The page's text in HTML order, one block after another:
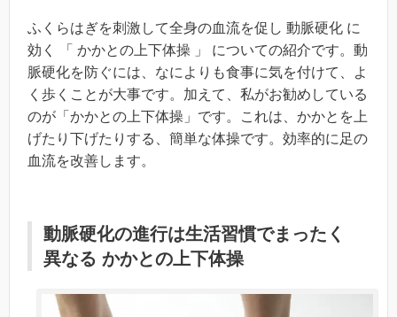
ふくらはぎを刺激して全身の血流を促し 動脈硬化 に
効く 「 かかとの上下体操 」 についての紹介です。動
脈硬化を防ぐには、なによりも食事に気を付けて、よ
く歩くことが大事です。加えて、私がお勧めしている
のが「かかとの上下体操」です。これは、かかとを上
げたり下げたりする、簡単な体操です。効率的に足の
血流を改善します。
動脈硬化の進行は生活習慣でまったく
異なる かかとの上下体操